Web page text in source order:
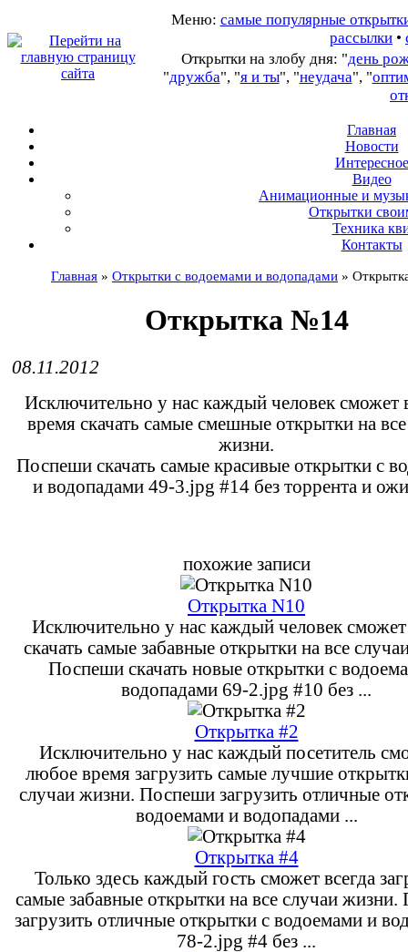
Меню: самые популярные
рассылки •
Открытки на злобу дня: "день
"дружба", "я и ты", "неудача", "
Главная
Новости
Интересное
Видео
Анимационные и
Открытки
Техника
Контакты
Главная » Открытки с водоемами и водопадами »
Открытка №14
08.11.2012
Исключительно у нас каждый человек сможет
время скачать самые смешные открытки на
жизни.
Поспеши скачать самые красивые открытки с
и водопадами 49-3.jpg #14 без торрента и
похожие записи
Открытка N10
Исключительно у нас каждый человек сможет
скачать самые забавные открытки на все
Поспеши скачать новые открытки с
водопадами 69-2.jpg #10 без ...
Открытка #2
Исключительно у нас каждый посетитель
любое время загрузить самые лучшие
случаи жизни. Поспеши загрузить отличные
водоемами и водопадами ...
Открытка #4
Только здесь каждый гость сможет всегда
самые забавные открытки на все случаи
загрузить отличные открытки с водоемами и
78-2.jpg #4 без ...